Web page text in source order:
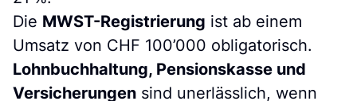
Die MWST-Registrierung ist ab einem
Umsatz von CHF 100’000 obligatorisch.
Lohnbuchhaltung, Pensionskasse und
Versicherungen sind unerlässlich, wenn